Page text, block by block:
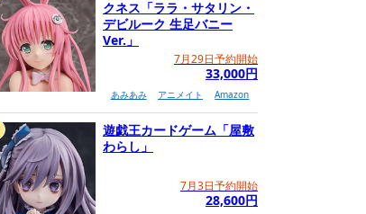
クネス「ララ・サタリン・
デビルーク 生足バニー
Ver.」
7月29日予約開始
33,000円
あみあみ アニメイト Amazon
遊戯王カードゲーム「屋敷
わらし」
7月3日予約開始
28,600円